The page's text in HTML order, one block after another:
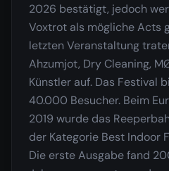
2026 bestätigt, jedoch
Voxtrot als mögliche Acts
letzten Veranstaltung
Ahzumjot, Dry Cleaning,
Künstler auf. Das Festival
40.000 Besucher. Beim
2019 wurde das
der Kategorie Best Indoor
Die erste Ausgabe fand